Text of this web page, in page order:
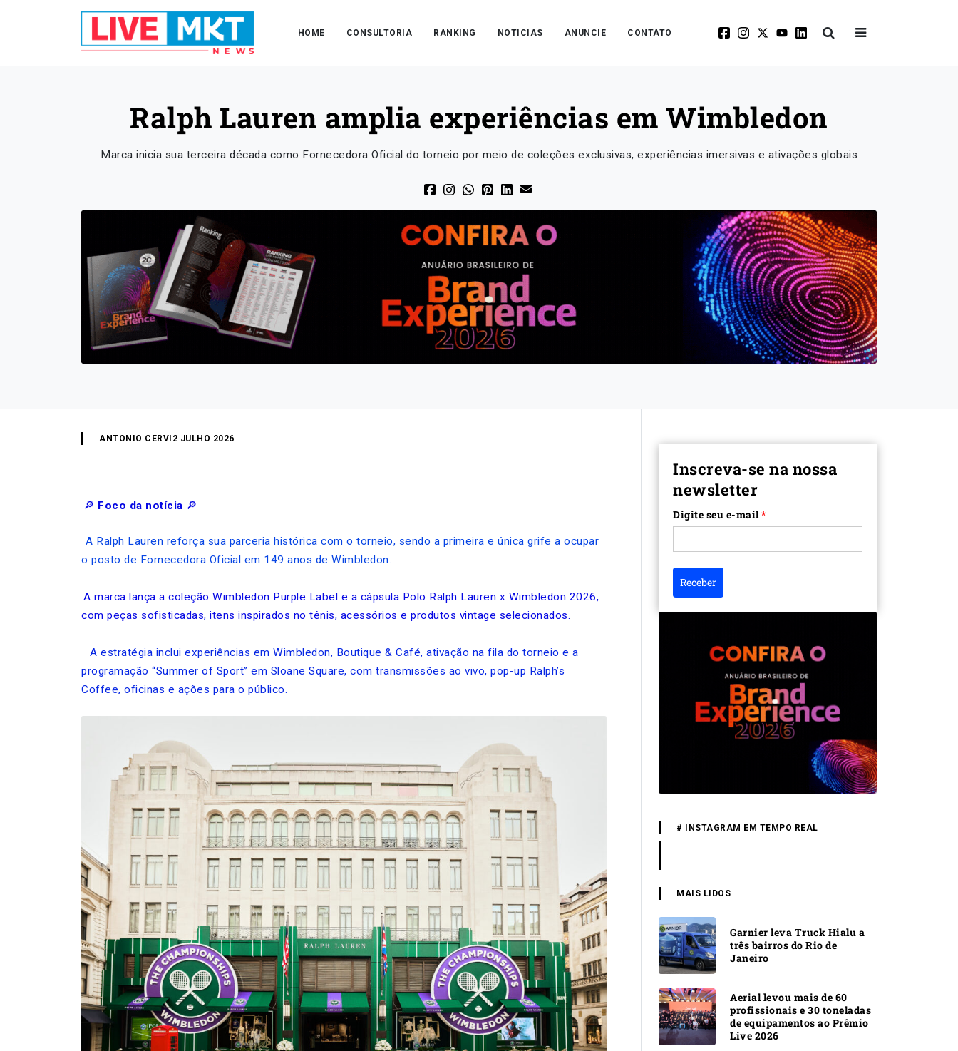
HOME CONSULTORIA RANKING NOTICIAS ANUNCIE CONTATO
Ralph Lauren amplia experiências em Wimbledon
Marca inicia sua terceira década como Fornecedora Oficial do torneio por meio de coleções exclusivas, experiências imersivas e ativações globais
ANTONIO CERVI 2 JULHO 2026
🔎 Foco da notícia 🔎
A Ralph Lauren reforça sua parceria histórica com o torneio, sendo a primeira e única grife a ocupar
o posto de Fornecedora Oficial em 149 anos de Wimbledon.
A marca lança a coleção Wimbledon Purple Label e a cápsula Polo Ralph Lauren x Wimbledon 2026,
com peças sofisticadas, itens inspirados no tênis, acessórios e produtos vintage selecionados.
A estratégia inclui experiências em Wimbledon, Boutique & Café, ativação na fila do torneio e a
programação “Summer of Sport” em Sloane Square, com transmissões ao vivo, pop-up Ralph’s
Coffee, oficinas e ações para o público.
Inscreva-se na nossa
newsletter
Digite seu e-mail*
Receber
# INSTAGRAM EM TEMPO REAL
MAIS LIDOS
Garnier leva Truck Hialu a
três bairros do Rio de
Janeiro
Aerial levou mais de 60
profissionais e 30 toneladas
de equipamentos ao Prêmio
Live 2026